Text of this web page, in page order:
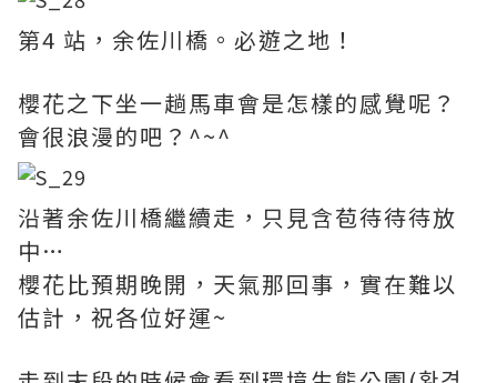
第4 站，余佐川橋。必遊之地！
櫻花之下坐一趟馬車會是怎樣的感覺呢？
會很浪漫的吧？^~^
沿著余佐川橋繼續走，只見含苞待待待放
中…
櫻花比預期晚開，天氣那回事，實在難以
估計，祝各位好運~